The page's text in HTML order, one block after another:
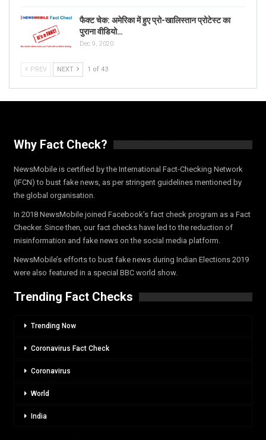
फैक्ट चेक: अमेरिका में हुए प्रो-खालिस्तान प्रोटेस्ट का
पुराना वीडियो…
Dec 9, 2020
PREV NEXT 1 of 43
Why Fact Check?
NewsMobile is certified by the International Fact-Checking Network
(IFCN) to bust fake news, as per stringent guidelines mentioned by
the global organisation.
In 2018 NewsMobile joined Facebook’s fact check program as a Fact
Checker. Since then, our fact checks have led to the reduction of
misinformation and fake news on the social media platform.
NewsMobile’s efforts to bust fake news during Indian Elections 2019
were also featured in a special BBC world show.
Trending Fact Checks
Trending Now
Coronavirus Fact Check
Coronavirus
World
India